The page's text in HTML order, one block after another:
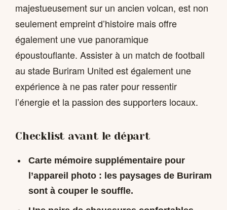
majestueusement sur un ancien volcan, est non
seulement empreint d’histoire mais offre
également une vue panoramique
époustouflante. Assister à un match de football
au stade Buriram United est également une
expérience à ne pas rater pour ressentir
l’énergie et la passion des supporters locaux.
Checklist avant le départ
Carte mémoire supplémentaire pour
l’appareil photo : les paysages de Buriram
sont à couper le souffle.